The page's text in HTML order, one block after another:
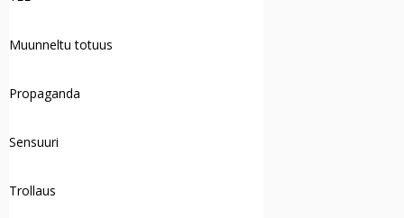
Muunneltu totuus
Propaganda
Sensuuri
Trollaus